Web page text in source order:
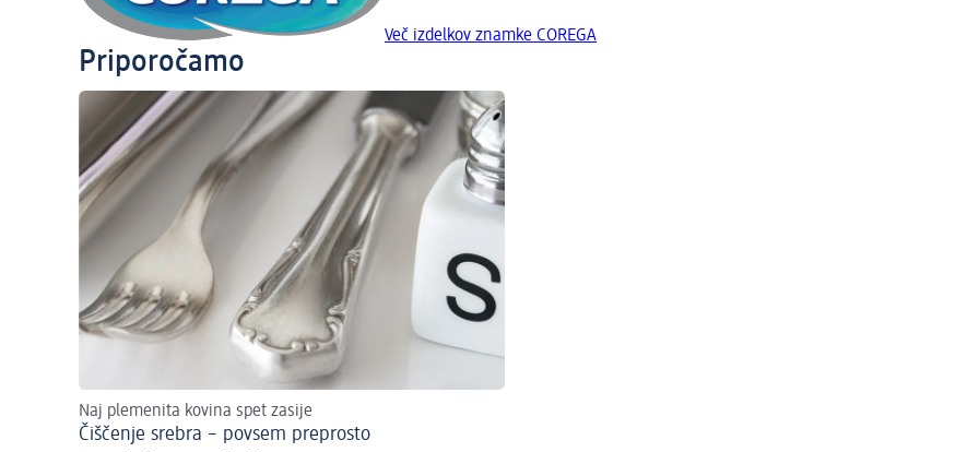
Več izdelkov znamke COREGA
Priporočamo
Naj plemenita kovina spet zasije
Čiščenje srebra – povsem preprosto